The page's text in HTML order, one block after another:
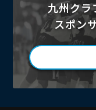
九州クラ
スポン